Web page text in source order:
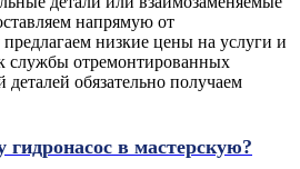
напрямую от
низкие цены на услуги и
службы отремонтированных
деталей обязательно получаем
в мастерскую?